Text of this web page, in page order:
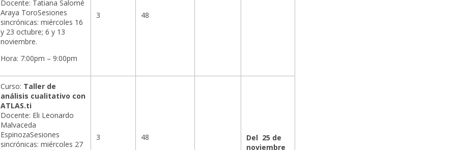
Docente: Tatiana Salomé
Araya ToroSesiones
sincrónicas: miércoles 16
y 23 octubre; 6 y 13
noviembre.
Hora: 7:00pm – 9:00pm
3 48
Curso: Taller de
análisis cualitativo con
ATLAS.ti
Docente: Eli Leonardo
Malvaceda
EspinozaSesiones
sincrónicas: miércoles 27
3 48
Del 25 de
noviembre